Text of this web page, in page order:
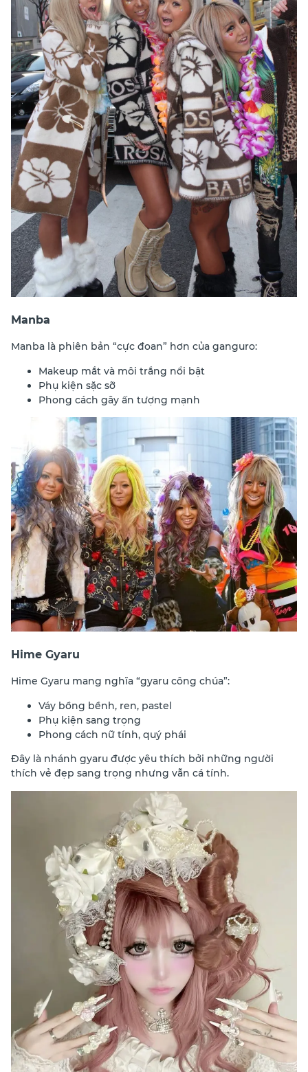
Manba
Manba là phiên bản “cực đoan” hơn của ganguro:
Makeup mắt và môi trắng nổi bật
Phụ kiện sặc sỡ
Phong cách gây ấn tượng mạnh
Hime Gyaru
Hime Gyaru mang nghĩa “gyaru công chúa”:
Váy bồng bềnh, ren, pastel
Phụ kiện sang trọng
Phong cách nữ tính, quý phái
Đây là nhánh gyaru được yêu thích bởi những người
thích vẻ đẹp sang trọng nhưng vẫn cá tính.